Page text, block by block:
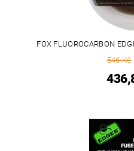
FOX FLUOROCARBON
546 Kč